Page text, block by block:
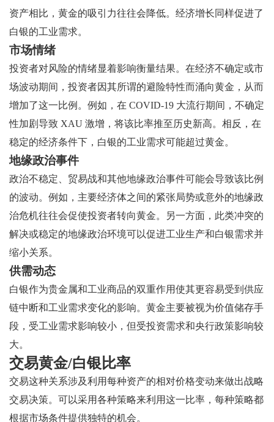
资产相比，黄金的吸引力往往会降低。经济增长同样促进了
白银的工业需求。
市场情绪
投资者对风险的情绪显着影响衡量结果。在经济不确定或市
场波动期间，投资者因其所谓的避险特性而涌向黄金，从而
增加了这一比例。例如，在 COVID-19 大流行期间，不确定
性加剧导致 XAU 激增，将该比率推至历史新高。相反，在
稳定的经济条件下，白银的工业需求可能超过黄金。
地缘政治事件
政治不稳定、贸易战和其他地缘政治事件可能会导致该比例
的波动。例如，主要经济体之间的紧张局势或意外的地缘政
治危机往往会促使投资者转向黄金。另一方面，此类冲突的
解决或稳定的地缘政治环境可以促进工业生产和白银需求并
缩小关系。
供需动态
白银作为贵金属和工业商品的双重作用使其更容易受到供应
链中断和工业需求变化的影响。黄金主要被视为价值储存手
段，受工业需求影响较小，但受投资需求和央行政策影响较
大。
交易黄金/白银比率
交易这种关系涉及利用每种资产的相对价格变动来做出战略
交易决策。可以采用各种策略来利用这一比率，每种策略都
根据市场条件提供独特的机会。